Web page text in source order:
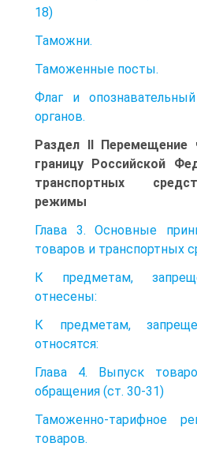
18)
Таможни.
Таможенные посты.
Флаг и
органов.
Раздел II Перемещение
границу Российской
транспортных
режимы
Глава 3. Основные
товаров и транспортных
К предметам,
отнесены:
К предметам,
относятся:
Глава 4. Выпуск
обращения (ст. 30-31)
Таможенно-тарифное
товаров.